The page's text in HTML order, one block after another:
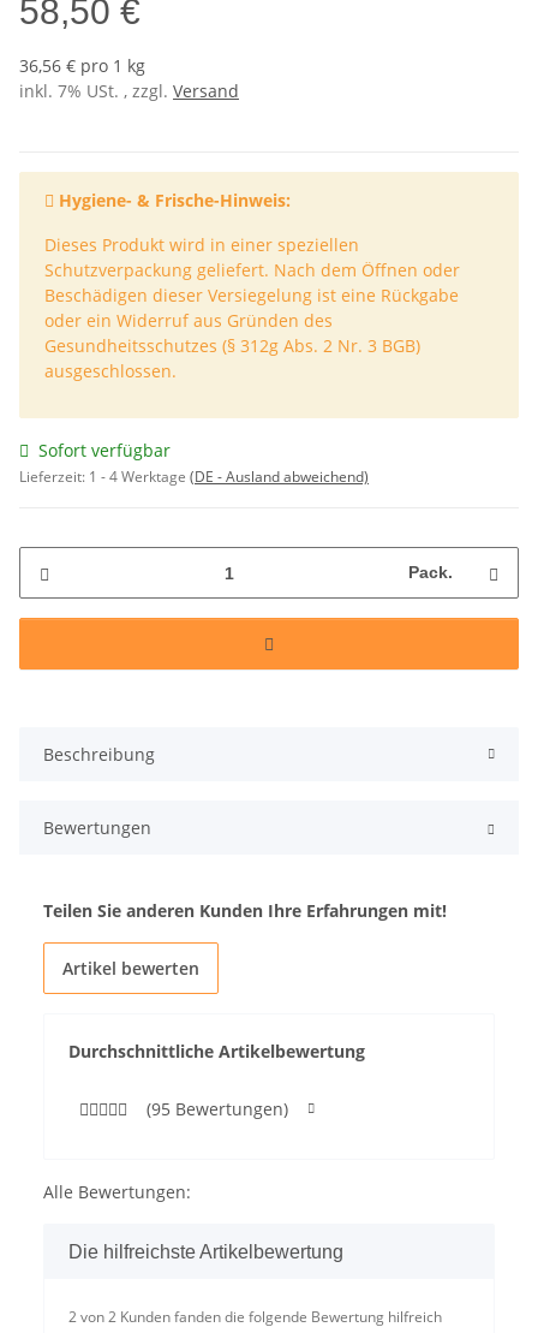
58,50 €
36,56 € pro 1 kg
inkl. 7% USt. , zzgl. Versand
Hygiene- & Frische-Hinweis:
Dieses Produkt wird in einer speziellen
Schutzverpackung geliefert. Nach dem Öffnen oder
Beschädigen dieser Versiegelung ist eine Rückgabe
oder ein Widerruf aus Gründen des
Gesundheitsschutzes (§ 312g Abs. 2 Nr. 3 BGB)
ausgeschlossen.
Sofort verfügbar
Lieferzeit: 1 - 4 Werktage (DE - Ausland abweichend)
Pack.
Beschreibung
Bewertungen
Durchschnittliche Artikelbewertung
(95 Bewertungen)
Teilen Sie anderen Kunden Ihre Erfahrungen mit!
Artikel bewerten
Alle Bewertungen:
Die hilfreichste Artikelbewertung
2 von 2 Kunden fanden die folgende Bewertung hilfreich